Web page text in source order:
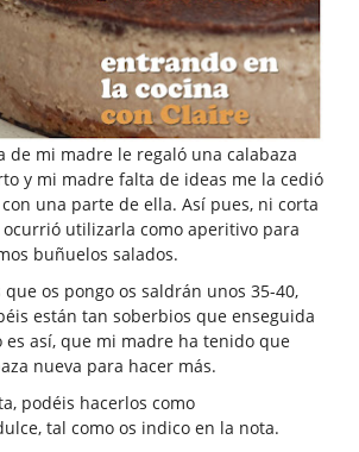
de mi madre le regaló una calabaza
y mi madre falta de ideas me la cedió
una parte de ella. Así pues, ni corta
ocurrió utilizarla como aperitivo para
buñuelos salados.
os pongo os saldrán unos 35-40,
están tan soberbios que enseguida
es así, que mi madre ha tenido que
nueva para hacer más.
podéis hacerlos como
tal como os indico en la nota.